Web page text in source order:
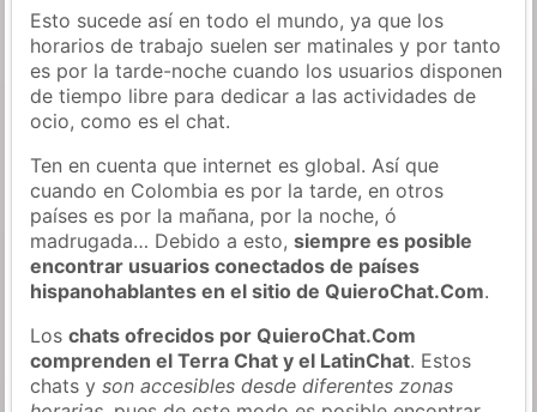
Esto sucede así en todo el mundo, ya que los
horarios de trabajo suelen ser matinales y por tanto
es por la tarde-noche cuando los usuarios disponen
de tiempo libre para dedicar a las actividades de
ocio, como es el chat.
Ten en cuenta que internet es global. Así que
cuando en Colombia es por la tarde, en otros
países es por la mañana, por la noche, ó
madrugada… Debido a esto,siempre es posible
encontrar usuarios conectados de países
hispanohablantes en el sitio de QuieroChat.Com.
Loschats ofrecidos por QuieroChat.Com
comprenden el Terra Chat y el LatinChat. Estos
chats yson accesibles desde diferentes zonas